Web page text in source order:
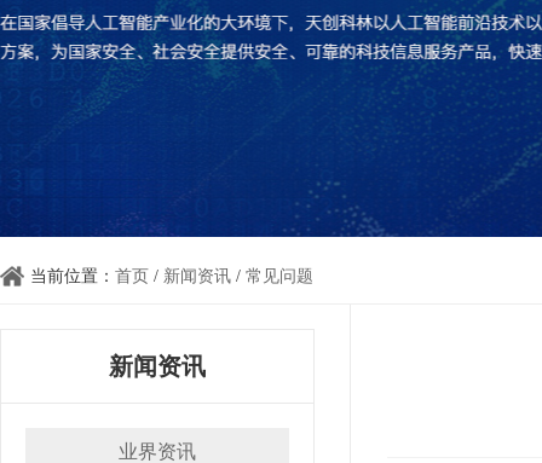
当前位置： 首页 / 新闻资讯 / 常见问题
新闻资讯
业界资讯